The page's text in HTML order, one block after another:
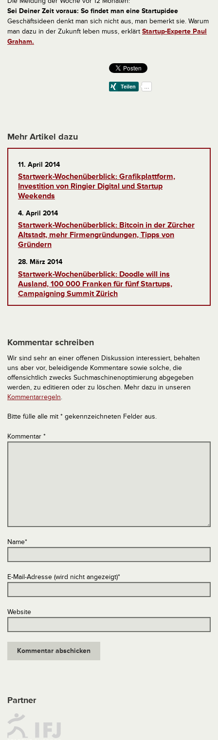
Sei Deiner Zeit voraus: So findet man eine Startupidee
Geschäftsideen denkt man sich nicht aus, man bemerkt sie. Warum
man dazu in der Zukunft leben muss, erklärt Startup-Experte Paul
Graham.
Mehr Artikel dazu
11. April 2014
Startwerk-Wochenüberblick: Grafikplattform,
Investition von Ringier Digital und Startup
Weekends
4. April 2014
Startwerk-Wochenüberblick: Bitcoin in der Zürcher
Altstadt, mehr Firmengründungen, Tipps von
Gründern
28. März 2014
Startwerk-Wochenüberblick: Doodle will ins
Ausland, 100 000 Franken für fünf Startups,
Campaigning Summit Zürich
Kommentar schreiben
Wir sind sehr an einer offenen Diskussion interessiert, behalten
uns aber vor, beleidigende Kommentare sowie solche, die
offensichtlich zwecks Suchmaschinenoptimierung abgegeben
werden, zu editieren oder zu löschen. Mehr dazu in unseren
Kommentarregeln.
Bitte fülle alle mit * gekennzeichneten Felder aus.
Kommentar *
Name*
E-Mail-Adresse (wird nicht angezeigt)*
Website
Partner